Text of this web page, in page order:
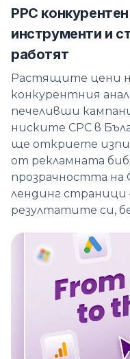
PPC
инструменти и
работят
Растящите цени
конкурентния
печеливши
ниските CPC в
ще откриете
от рекламната
прозрачността на
лендинг страници
резултатите си,